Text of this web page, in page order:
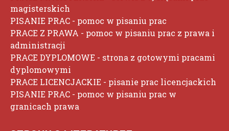
magisterskich
PISANIE PRAC - pomoc w pisaniu prac
PRACE Z PRAWA - pomoc w pisaniu prac z prawa i
administracji
PRACE DYPLOMOWE - strona z gotowymi pracami
dyplomowymi
PRACE LICENCJACKIE - pisanie prac licencjackich
PISANIE PRAC - pomoc w pisaniu prac w
granicach prawa